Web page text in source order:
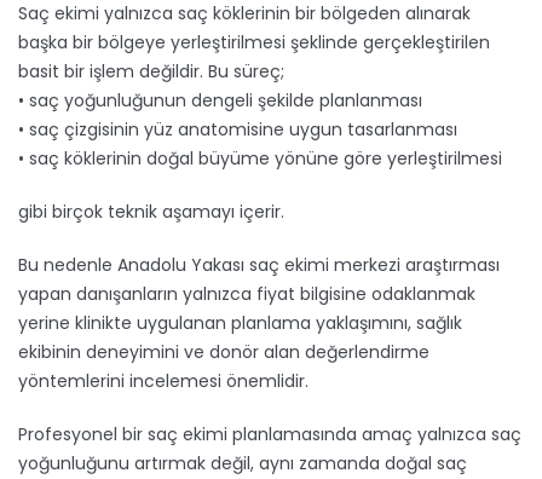
Saç ekimi yalnızca saç köklerinin bir bölgeden alınarak
başka bir bölgeye yerleştirilmesi şeklinde gerçekleştirilen
basit bir işlem değildir. Bu süreç;
• saç yoğunluğunun dengeli şekilde planlanması
• saç çizgisinin yüz anatomisine uygun tasarlanması
• saç köklerinin doğal büyüme yönüne göre yerleştirilmesi
gibi birçok teknik aşamayı içerir.
Bu nedenle Anadolu Yakası saç ekimi merkezi araştırması
yapan danışanların yalnızca fiyat bilgisine odaklanmak
yerine klinikte uygulanan planlama yaklaşımını, sağlık
ekibinin deneyimini ve donör alan değerlendirme
yöntemlerini incelemesi önemlidir.
Profesyonel bir saç ekimi planlamasında amaç yalnızca saç
yoğunluğunu artırmak değil, aynı zamanda doğal saç